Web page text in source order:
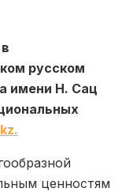
русском
имени Н. Сац
ценностям